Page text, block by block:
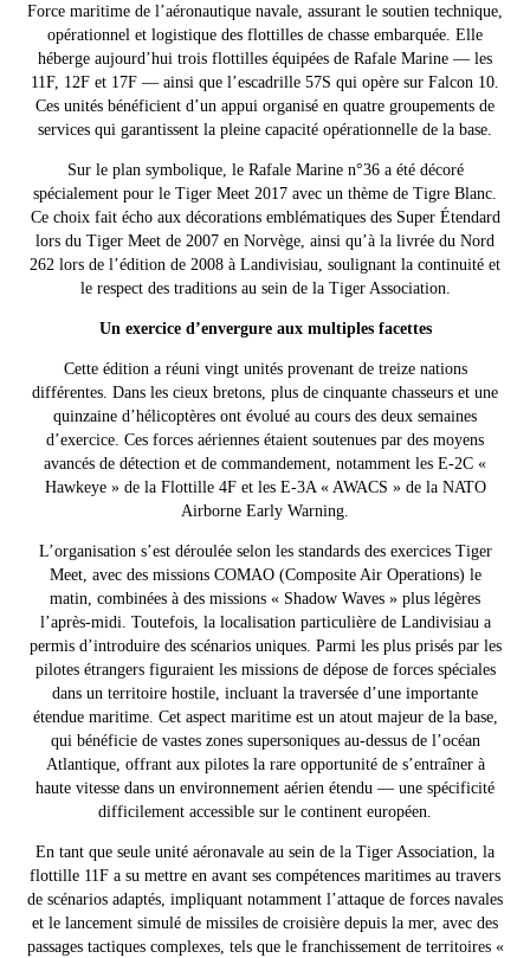
Force maritime de l’aéronautique navale, assurant le soutien technique,
opérationnel et logistique des flottilles de chasse embarquée. Elle
héberge aujourd’hui trois flottilles équipées de Rafale Marine — les
11F, 12F et 17F — ainsi que l’escadrille 57S qui opère sur Falcon 10.
Ces unités bénéficient d’un appui organisé en quatre groupements de
services qui garantissent la pleine capacité opérationnelle de la base.
Sur le plan symbolique, le Rafale Marine n°36 a été décoré
spécialement pour le Tiger Meet 2017 avec un thème de Tigre Blanc.
Ce choix fait écho aux décorations emblématiques des Super Étendard
lors du Tiger Meet de 2007 en Norvège, ainsi qu’à la livrée du Nord
262 lors de l’édition de 2008 à Landivisiau, soulignant la continuité et
le respect des traditions au sein de la Tiger Association.
Un exercice d’envergure aux multiples facettes
Cette édition a réuni vingt unités provenant de treize nations
différentes. Dans les cieux bretons, plus de cinquante chasseurs et une
quinzaine d’hélicoptères ont évolué au cours des deux semaines
d’exercice. Ces forces aériennes étaient soutenues par des moyens
avancés de détection et de commandement, notamment les E-2C «
Hawkeye » de la Flottille 4F et les E-3A « AWACS » de la NATO
Airborne Early Warning.
L’organisation s’est déroulée selon les standards des exercices Tiger
Meet, avec des missions COMAO (Composite Air Operations) le
matin, combinées à des missions « Shadow Waves » plus légères
l’après-midi. Toutefois, la localisation particulière de Landivisiau a
permis d’introduire des scénarios uniques. Parmi les plus prisés par les
pilotes étrangers figuraient les missions de dépose de forces spéciales
dans un territoire hostile, incluant la traversée d’une importante
étendue maritime. Cet aspect maritime est un atout majeur de la base,
qui bénéficie de vastes zones supersoniques au-dessus de l’océan
Atlantique, offrant aux pilotes la rare opportunité de s’entraîner à
haute vitesse dans un environnement aérien étendu — une spécificité
difficilement accessible sur le continent européen.
En tant que seule unité aéronavale au sein de la Tiger Association, la
flottille 11F a su mettre en avant ses compétences maritimes au travers
de scénarios adaptés, impliquant notamment l’attaque de forces navales
et le lancement simulé de missiles de croisière depuis la mer, avec des
passages tactiques complexes, tels que le franchissement de territoires «